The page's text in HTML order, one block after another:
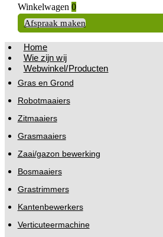
Winkelwagen 0
Afspraak maken
Home
Wie zijn wij
Webwinkel/Producten
Gras en Grond
Robotmaaiers
Zitmaaiers
Grasmaaiers
Zaai/gazon bewerking
Bosmaaiers
Grastrimmers
Kantenbewerkers
Verticuteermachine